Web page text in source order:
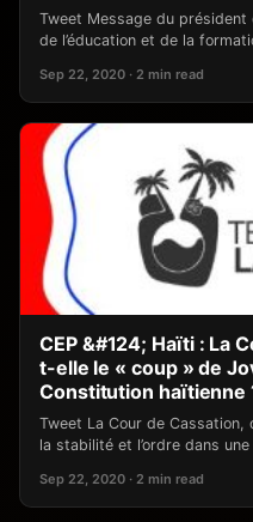
Tweet Message du
de l’éducation et de la
Sep 22, 2020 · 2 min read
CEP &#124; Haïti : La
t-elle le « coup » de
Constitution haïtienne
Tweet La Cour de
la stabilité et l’ordre dans
Sep 22, 2020 · 2 min read